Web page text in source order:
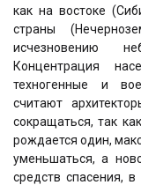
как на востоке
страны
исчезновению
Концентрация
техногенные и
считают
сокращаться, так
рождается один,
уменьшаться, а
средств спасения,